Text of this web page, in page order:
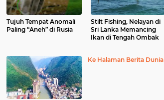
Tujuh Tempat Anomali
Paling “Aneh” di Rusia
Stilt Fishing, Nelayan di
Sri Lanka Memancing
Ikan di Tengah Ombak
Ke Halaman Berita Dunia